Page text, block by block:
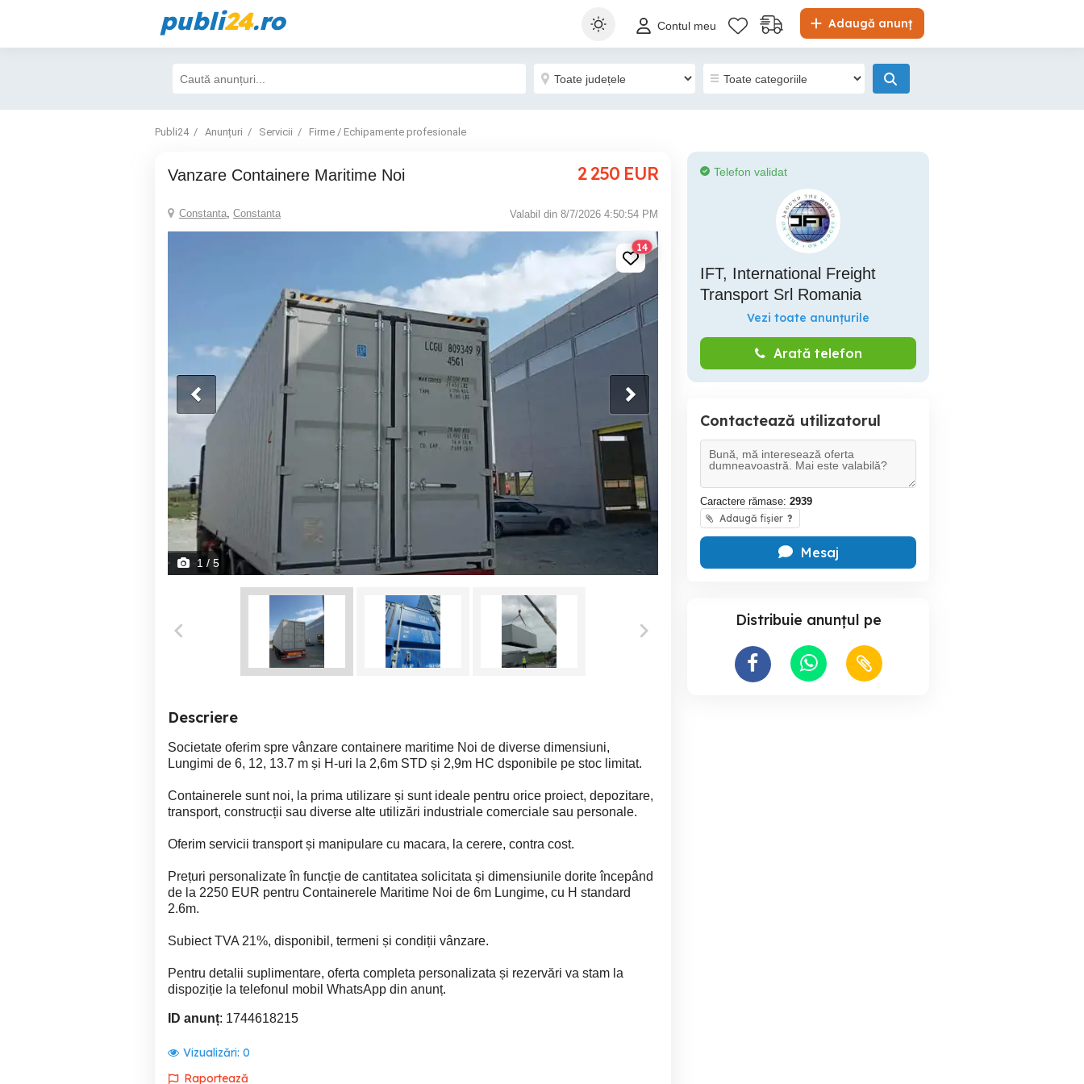
publi24.ro Adaugă anunț
Contul meu
Publi24 Anunțuri Servicii Firme / Echipamente profesionale
Vanzare Containere Maritime Noi 2 250 EUR
Constanta, Constanta Valabil din 8/7/2026 4:50:54 PM
14
1 / 5
Descriere
Societate oferim spre vânzare containere maritime Noi de diverse dimensiuni,
Lungimi de 6, 12, 13.7 m și H-uri la 2,6m STD și 2,9m HC dsponibile pe stoc limitat.
Containerele sunt noi, la prima utilizare și sunt ideale pentru orice proiect, depozitare,
transport, construcții sau diverse alte utilizări industriale comerciale sau personale.
Oferim servicii transport și manipulare cu macara, la cerere, contra cost.
Prețuri personalizate în funcție de cantitatea solicitata și dimensiunile dorite începând
de la 2250 EUR pentru Containerele Maritime Noi de 6m Lungime, cu H standard
2.6m.
Subiect TVA 21%, disponibil, termeni și condiții vânzare.
Pentru detalii suplimentare, oferta completa personalizata și rezervări va stam la
dispoziție la telefonul mobil WhatsApp din anunț.
ID anunț: 1744618215
Vizualizări: 0
Raportează
Telefon validat
IFT, International Freight
Transport Srl Romania
Vezi toate anunțurile
Arată telefon
Contactează utilizatorul
Caractere rămase: 2939
Adaugă fișier ?
Mesaj
Distribuie anunțul pe